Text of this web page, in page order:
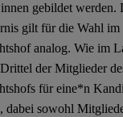
gebildet werden.
gilt für die Wahl im
analog. Wie im
der Mitglieder
für eine*n
dabei sowohl